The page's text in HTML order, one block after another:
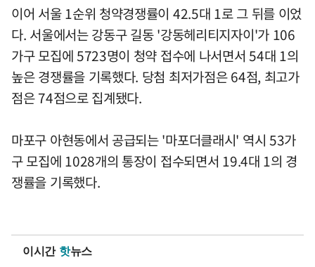
이어 서울 1순위 청약경쟁률이 42.5대 1로 그 뒤를 이었
다. 서울에서는 강동구 길동 '강동헤리티지자이'가 106
가구 모집에 5723명이 청약 접수에 나서면서 54대 1의
높은 경쟁률을 기록했다. 당첨 최저가점은 64점, 최고가
점은 74점으로 집계됐다.
마포구 아현동에서 공급되는 '마포더클래시' 역시 53가
구 모집에 1028개의 통장이 접수되면서 19.4대 1의 경
쟁률을 기록했다.
이시간 핫뉴스